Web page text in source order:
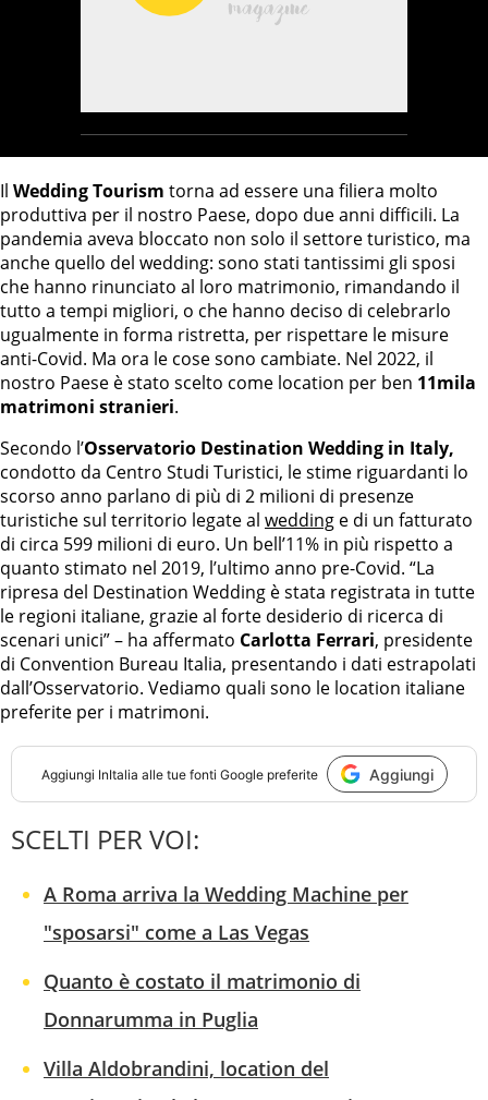
Il Wedding Tourism torna ad essere una filiera molto
produttiva per il nostro Paese, dopo due anni difficili. La
pandemia aveva bloccato non solo il settore turistico, ma
anche quello del wedding: sono stati tantissimi gli sposi
che hanno rinunciato al loro matrimonio, rimandando il
tutto a tempi migliori, o che hanno deciso di celebrarlo
ugualmente in forma ristretta, per rispettare le misure
anti-Covid. Ma ora le cose sono cambiate. Nel 2022, il
nostro Paese è stato scelto come location per ben 11mila
matrimoni stranieri.
Secondo l’Osservatorio Destination Wedding in Italy,
condotto da Centro Studi Turistici, le stime riguardanti lo
scorso anno parlano di più di 2 milioni di presenze
turistiche sul territorio legate al wedding e di un fatturato
di circa 599 milioni di euro. Un bell’11% in più rispetto a
quanto stimato nel 2019, l’ultimo anno pre-Covid. “La
ripresa del Destination Wedding è stata registrata in tutte
le regioni italiane, grazie al forte desiderio di ricerca di
scenari unici” – ha affermato Carlotta Ferrari, presidente
di Convention Bureau Italia, presentando i dati estrapolati
dall’Osservatorio. Vediamo quali sono le location italiane
preferite per i matrimoni.
Aggiungi InItalia alle tue fonti Google preferite Aggiungi
SCELTI PER VOI:
A Roma arriva la Wedding Machine per
"sposarsi" come a Las Vegas
Quanto è costato il matrimonio di
Donnarumma in Puglia
Villa Aldobrandini, location del